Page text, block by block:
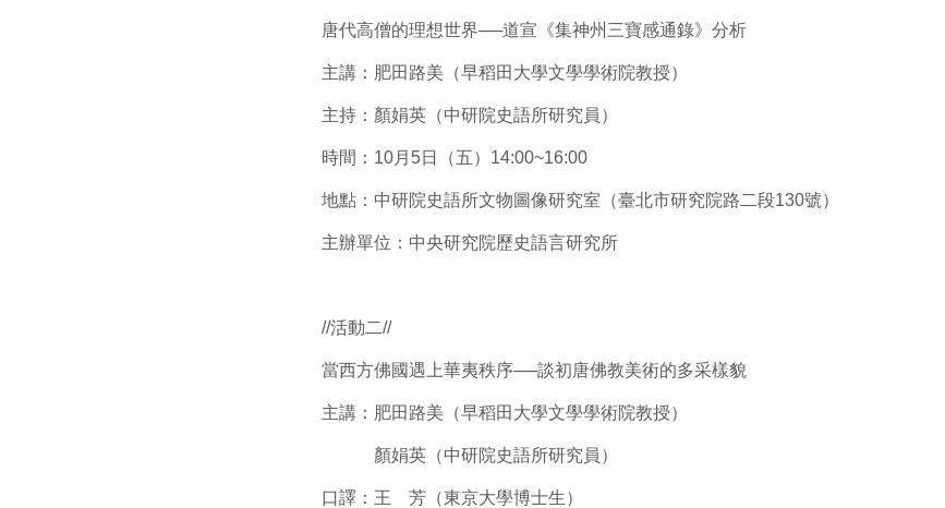
唐代高僧的理想世界──道宣《集神州三寶感通錄》分析
主講：肥田路美（早稻田大學文學學術院教授）
主持：顏娟英（中研院史語所研究員）
時間：10月5日（五）14:00~16:00
地點：中研院史語所文物圖像研究室（臺北市研究院路二段130號）
主辦單位：中央研究院歷史語言研究所
//活動二//
當西方佛國遇上華夷秩序──談初唐佛教美術的多采樣貌
主講：肥田路美（早稻田大學文學學術院教授）
顏娟英（中研院史語所研究員）
口譯：王 芳（東京大學博士生）